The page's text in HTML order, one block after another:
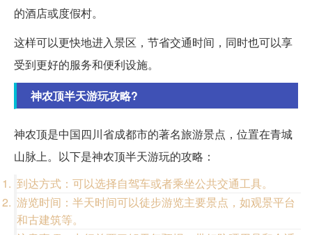
的酒店或度假村。
这样可以更快地进入景区，节省交通时间，同时也可以享
受到更好的服务和便利设施。
神农顶半天游玩攻略?
神农顶是中国四川省成都市的著名旅游景点，位置在青城
山脉上。以下是神农顶半天游玩的攻略：
到达方式：可以选择自驾车或者乘坐公共交通工具。
游览时间：半天时间可以徒步游览主要景点，如观景平台
和古建筑等。